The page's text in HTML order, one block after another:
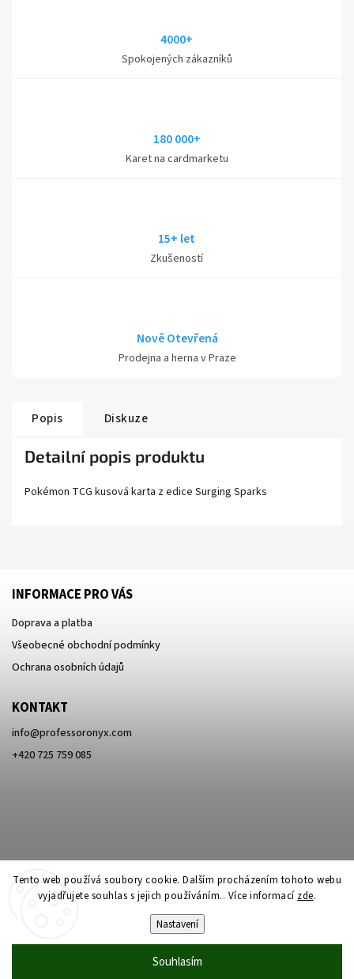
Tento web používá soubory cookie. Dalším procházením tohoto webu
vyjadřujete souhlas s jejich používáním.. Více informací zde.
Nastavení
Souhlasím
4000+
Spokojených zákazníků
180 000+
Karet na cardmarketu
15+ let
Zkušeností
Nově Otevřená
Prodejna a herna v Praze
Popis Diskuze
Detailní popis produktu
Pokémon TCG kusová karta z edice Surging Sparks
INFORMACE PRO VÁS
Doprava a platba
Všeobecné obchodní podmínky
Ochrana osobních údajů
KONTAKT
info@professoronyx.com
+420 725 759 085
Professor Onyx. Všechna práva vyhrazena.